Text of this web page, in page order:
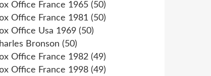
Office France 1965 (50)
Office France 1981 (50)
Office Usa 1969 (50)
Bronson (50)
Office France 1982 (49)
Office France 1998 (49)